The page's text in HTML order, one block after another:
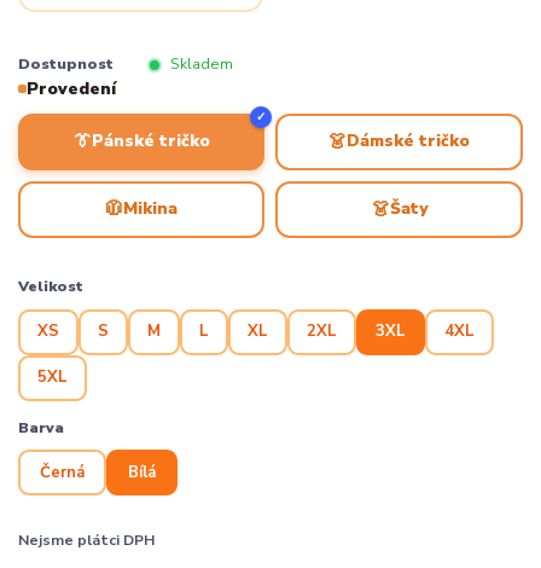
Dostupnost Skladem
Provedení
👔Pánské tričko
✓
👗Dámské tričko
🧥Mikina 👗Šaty
Velikost
XS S M L XL 2XL 3XL 4XL
5XL
Barva
Černá Bílá
Nejsme plátci DPH